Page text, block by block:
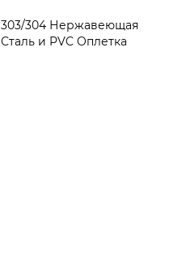
303/304 Нержавеющая
Сталь и PVC Oплетка